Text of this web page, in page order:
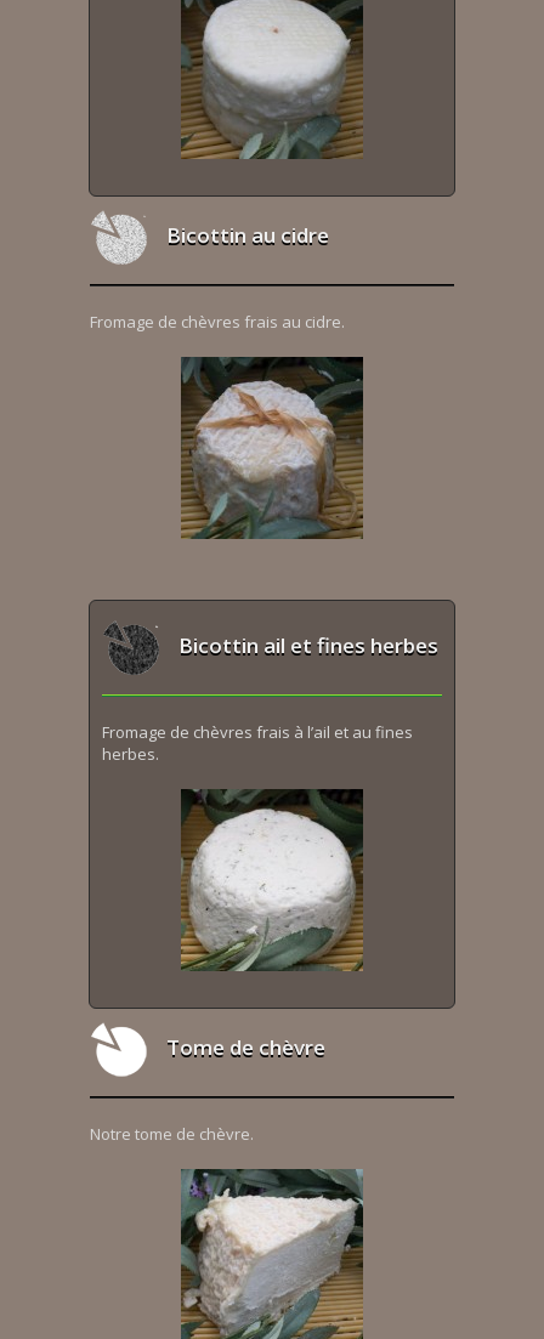
Bicottin au cidre
Fromage de chèvres frais au cidre.
Bicottin ail et fines herbes
Fromage de chèvres frais à l’ail et au fines
herbes.
Tome de chèvre
Notre tome de chèvre.